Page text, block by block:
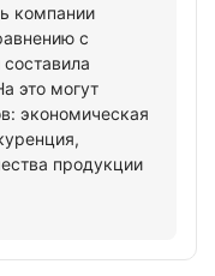
компании
с
это могут
экономическая
продукции